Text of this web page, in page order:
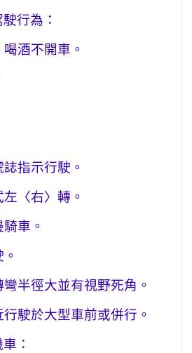
行為：
酒不開車。
指示行駛。
〈右〉轉。
車。
半徑大並有視野死角。
駛於大型車前或併行。
：